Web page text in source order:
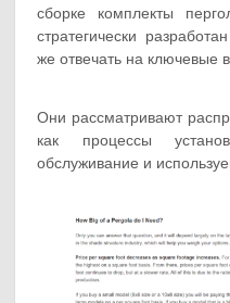
сборке комплекты
стратегически
же отвечать на ключевые
Они рассматривают
как процессы
обслуживание и